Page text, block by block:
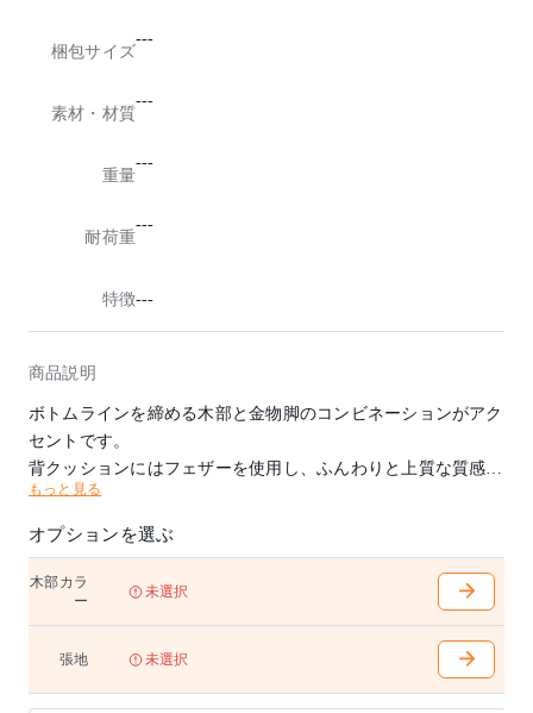
梱包サイズ
---
素材・材質
---
重量
---
耐荷重
---
特徴---
商品説明
ボトムラインを締める木部と金物脚のコンビネーションがアク
セントです。
背クッションにはフェザーを使用し、ふんわりと上質な質感と
なっています。
上品なクッション性と耐久性が特徴のモダンなソファです。
にいかがでしょうか。
もっと見る
オプションを選ぶ
木部カラ
ー
未選択
張地 未選択